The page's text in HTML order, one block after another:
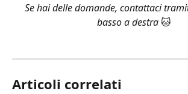
Se hai delle domande, contattaci
basso a destra 🐱
Articoli correlati